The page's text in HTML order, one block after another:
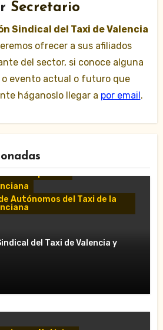
Secretario
Sindical del Taxi de Valencia
ofrecer a sus afiliados
del sector, si conoce alguna
o evento actual o futuro que
háganoslo llegar a por email.
Autónomos del Taxi de la
muestra su
reunión “infructuosa”
por el Decreto Ley
del Taxi de Valencia y